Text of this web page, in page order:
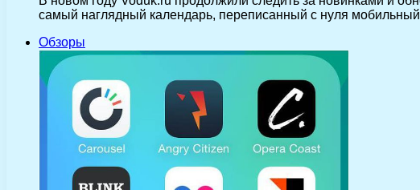
самый наглядный календарь, переписанный с нуля
Обзоры